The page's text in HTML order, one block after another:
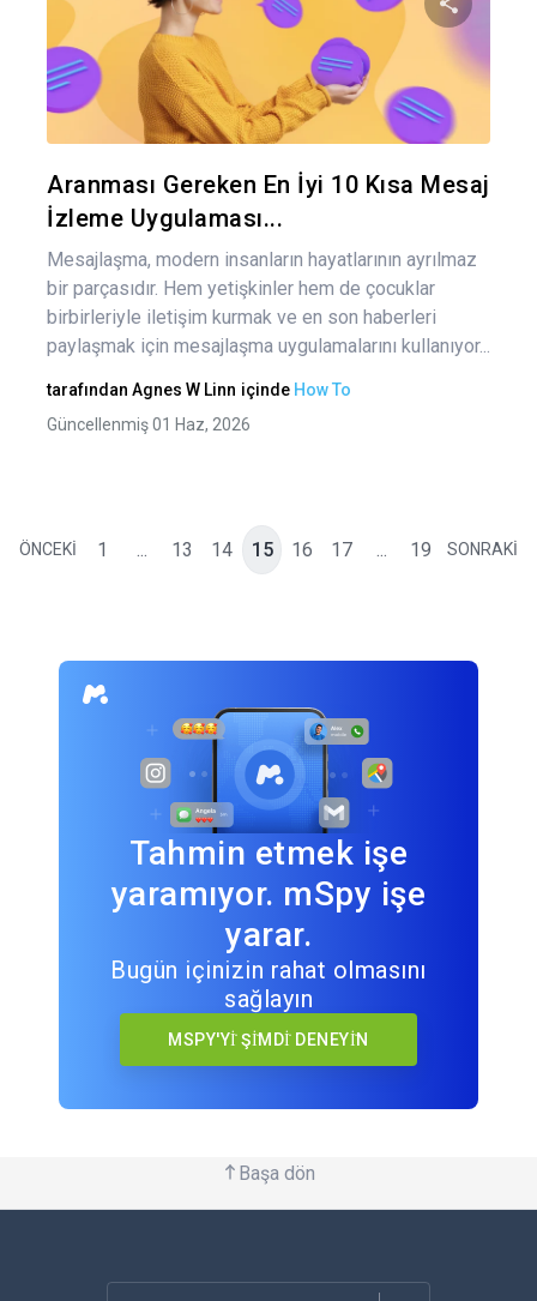
Bu
Aranması Gereken En İyi 10 Kısa Mesaj
İzleme Uygulaması...
Mesajlaşma, modern insanların hayatlarının ayrılmaz
bir parçasıdır. Hem yetişkinler hem de çocuklar
birbirleriyle iletişim kurmak ve en son haberleri
paylaşmak için mesajlaşma uygulamalarını kullanıyor...
tarafından Agnes W Linn içinde How To
Güncellenmiş 01 Haz, 2026
ÖNCEKİ 1 ... 13 14 15 16 17 ... 19 SONRAKİ
Tahmin etmek işe
yaramıyor. mSpy işe
yarar.
Bugün içinizin rahat olmasını
sağlayın
MSPY'Yİ ŞİMDİ DENEYİN
Başa dön